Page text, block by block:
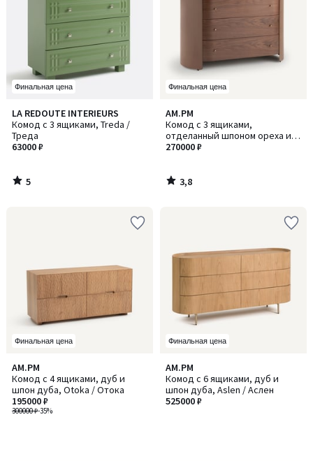
Финальная цена
LA REDOUTE INTERIEURS
Комод с 3 ящиками, Treda /
Треда
63000 ₽
5
/
5
5
/
Финальная цена
AM.PM
Комод с 3 ящиками,
отделанный шпоном ореха и
кожей, Firmo / Фирмо
270000 ₽
3,8
/ 5
3,8
/
Финальная цена
AM.PM
Комод с 4 ящиками, дуб и
шпон дуба, Otoka / Отока
300000 ₽-35%
195000 ₽
Финальная цена
AM.PM
Комод с 6 ящиками, дуб и
шпон дуба, Aslen / Аслен
525000 ₽